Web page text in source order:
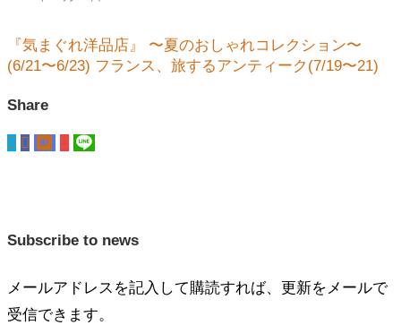
『気まぐれ洋品店』 〜夏のおしゃれコレクション〜
(6/21〜6/23) フランス、旅するアンティーク(7/19〜21)
Share
Subscribe to news
メールアドレスを記入して購読すれば、更新をメールで
受信できます。